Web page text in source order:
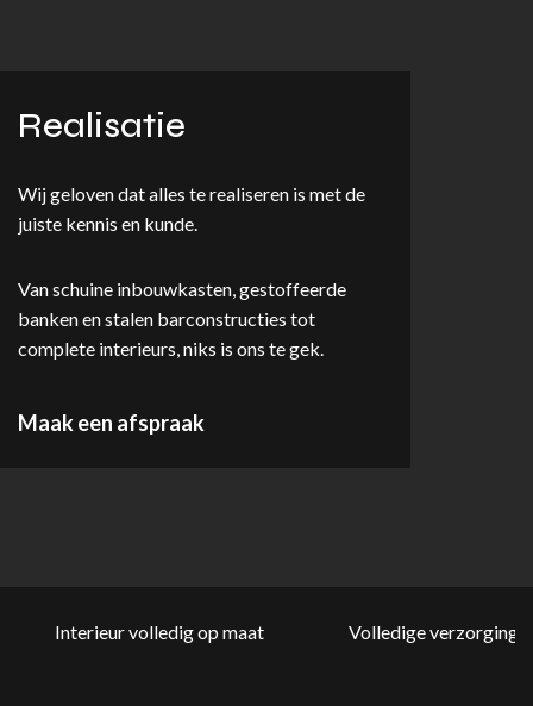
Realisatie
Wij geloven dat alles te realiseren is met de
juiste kennis en kunde.
Van schuine inbouwkasten, gestoffeerde
banken en stalen barconstructies tot
complete interieurs, niks is ons te gek.
Maak een afspraak
Interieur volledig op maat Volledige verzorging